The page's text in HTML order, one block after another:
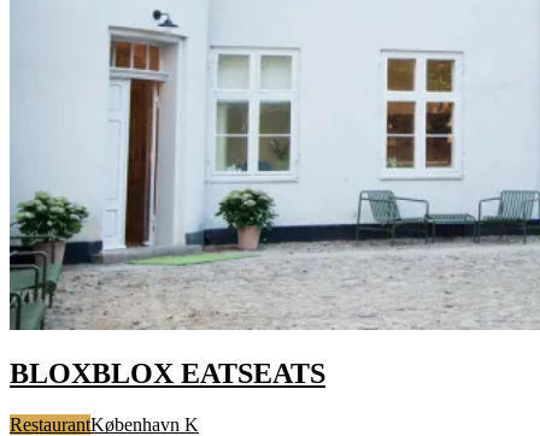
BLOXBLOX EATSEATS
RestaurantKøbenhavn K